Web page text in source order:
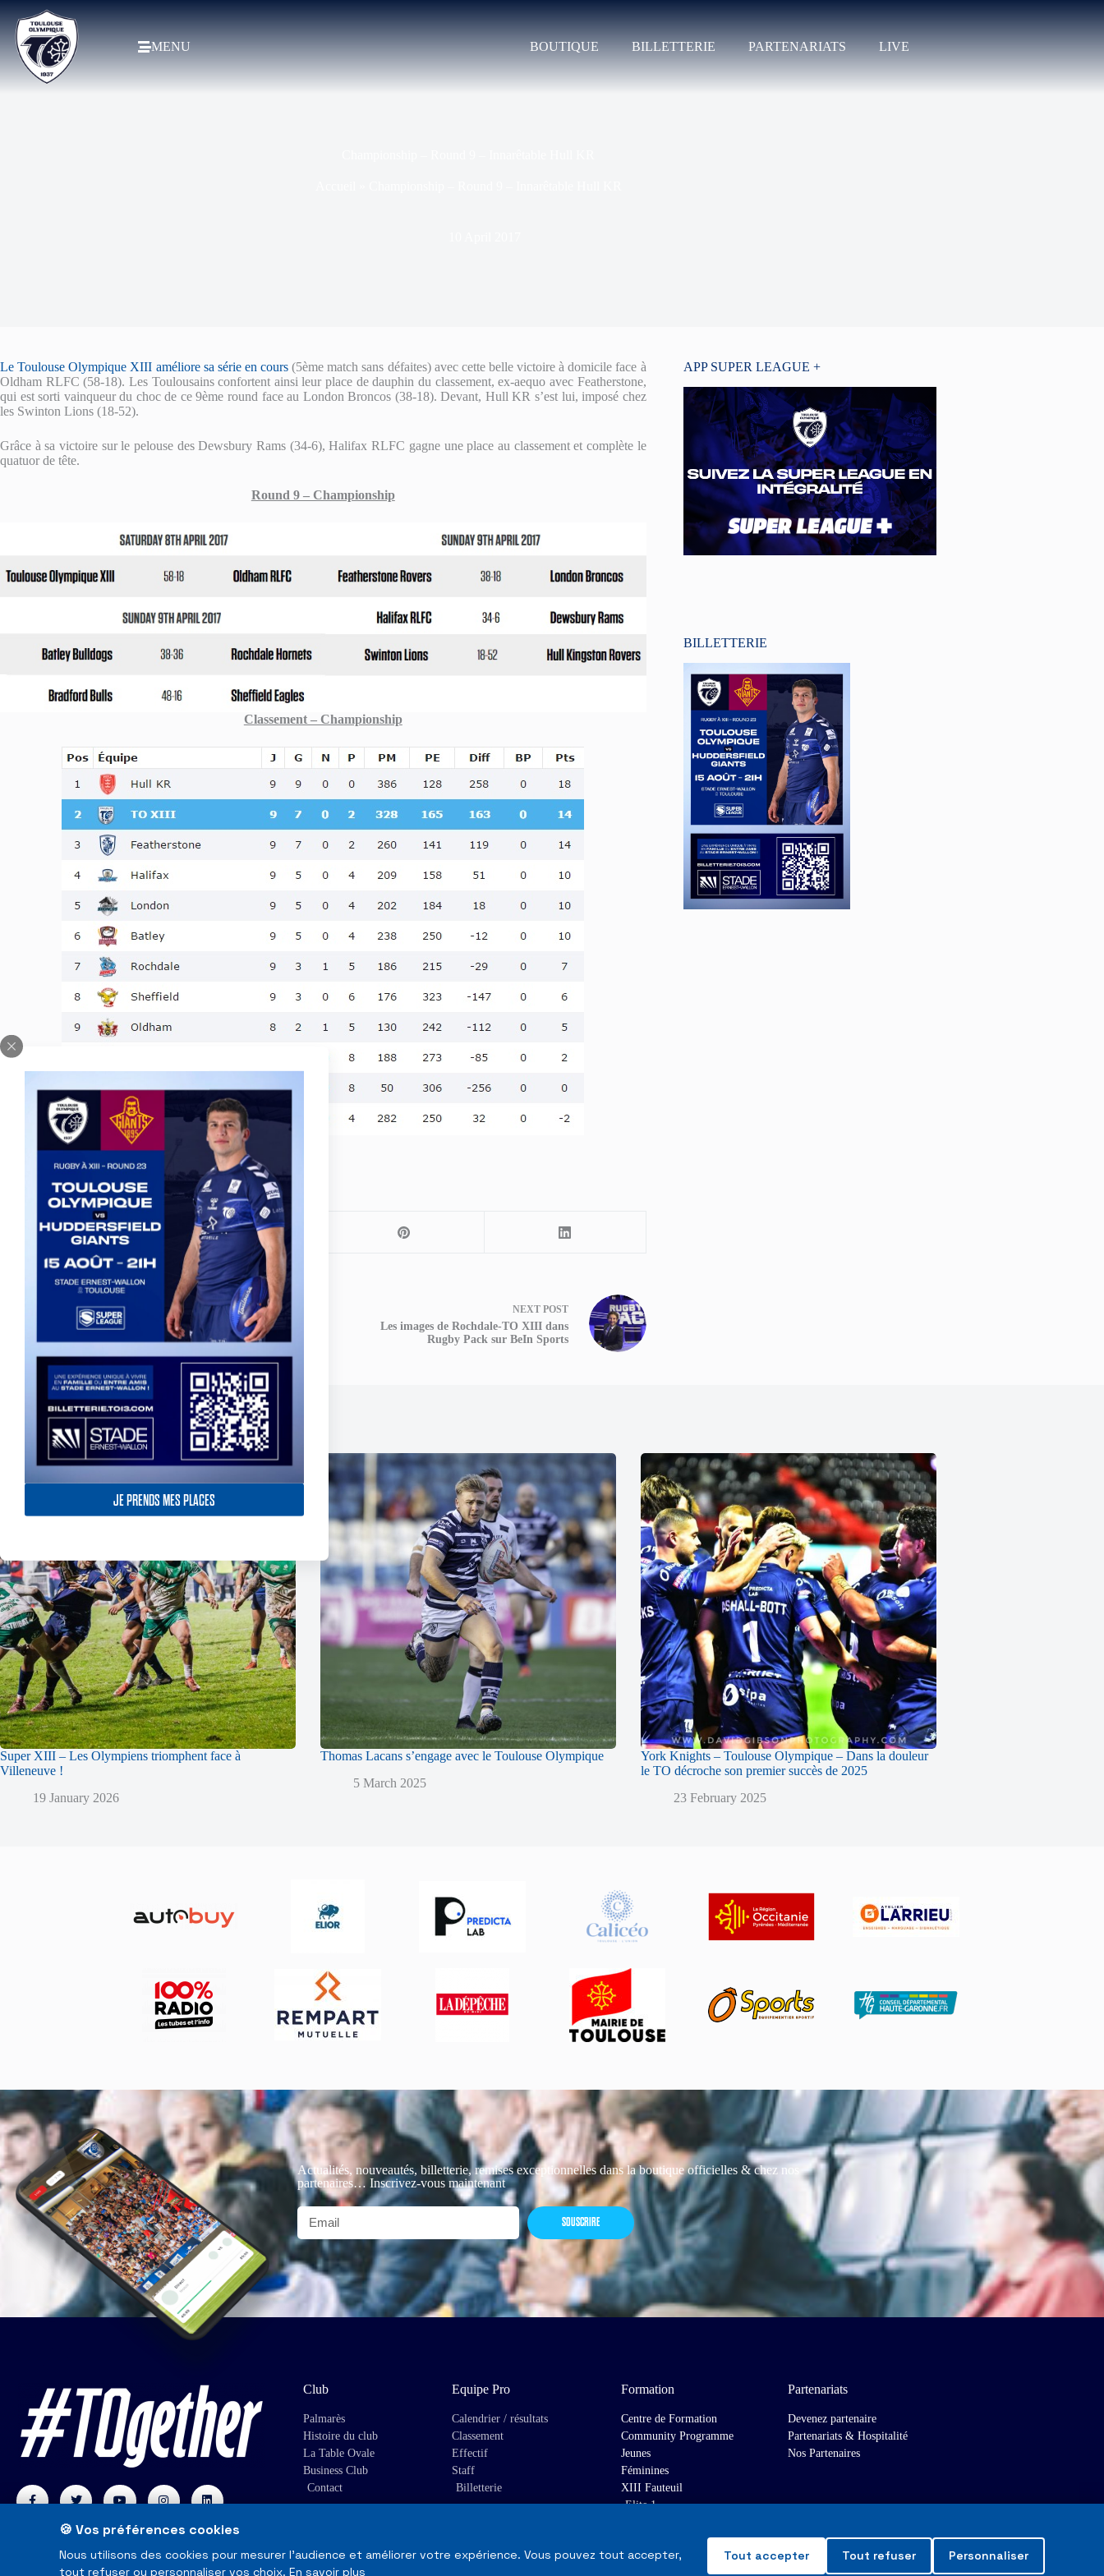
JE PRENDS MES PLACES
MENU BOUTIQUE BILLETTERIE PARTENARIATS LIVE
Le Toulouse Olympique XIII améliore sa série en cours (5ème match sans défaites) avec cette belle victoire à domicile face à
Oldham RLFC (58-18). Les Toulousains confortent ainsi leur place de dauphin du classement, ex-aequo avec Featherstone,
qui est sorti vainqueur du choc de ce 9ème round face au London Broncos (38-18). Devant, Hull KR s’est lui, imposé chez
les Swinton Lions (18-52).
Grâce à sa victoire sur le pelouse des Dewsbury Rams (34-6), Halifax RLFC gagne une place au classement et complète le
quatuor de tête.
Round 9 – Championship
Classement – Championship
Share your love
POST
Super League - Round 8 - Les Dragons se relancent
NEXT POST
Les images de Rochdale-TO XIII dans
Rugby Pack sur BeIn Sports
APP SUPER LEAGUE +
BILLETTERIE
Related Posts
Super XIII – Les Olympiens triomphent face à
Villeneuve !
19 January 2026
Thomas Lacans s’engage avec le Toulouse Olympique
5 March 2025
York Knights – Toulouse Olympique – Dans la douleur
le TO décroche son premier succès de 2025
23 February 2025
Actualités, nouveautés, billetterie, remises exceptionnelles dans la boutique officielles & chez nos
partenaires… Inscrivez-vous maintenant
SOUSCRIRE
Club
Palmarès
Histoire du club
La Table Ovale
Business Club
Contact
Equipe Pro
Calendrier / résultats
Classement
Effectif
Staff
Billetterie
Formation
Centre de Formation
Community Programme
Jeunes
Féminines
XIII Fauteuil
Elite 1
Partenariats
Devenez partenaire
Partenariats & Hospitalité
Nos Partenaires
🍪 Vos préférences cookies
Nous utilisons des cookies pour mesurer l'audience et améliorer votre expérience. Vous pouvez tout accepter,
tout refuser ou personnaliser vos choix. En savoir plus
Tout accepter Tout refuser Personnaliser